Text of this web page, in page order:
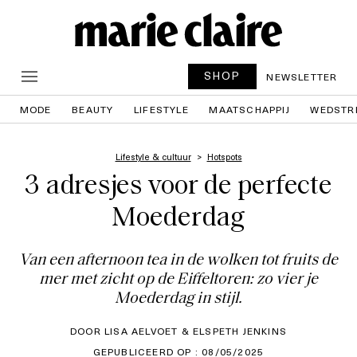
SHOP NEWSLETTER
MODE BEAUTY LIFESTYLE MAATSCHAPPIJ
Lifestyle & cultuur Hotspots
3 adresjes voor de perfecte
Moederdag
Van een afternoon tea in de wolken tot fruits de
mer met zicht op de Eiffeltoren: zo vier je
Moederdag in stijl.
DOOR LISA AELVOET & ELSPETH JENKINS
GEPUBLICEERD OP : 08/05/2025